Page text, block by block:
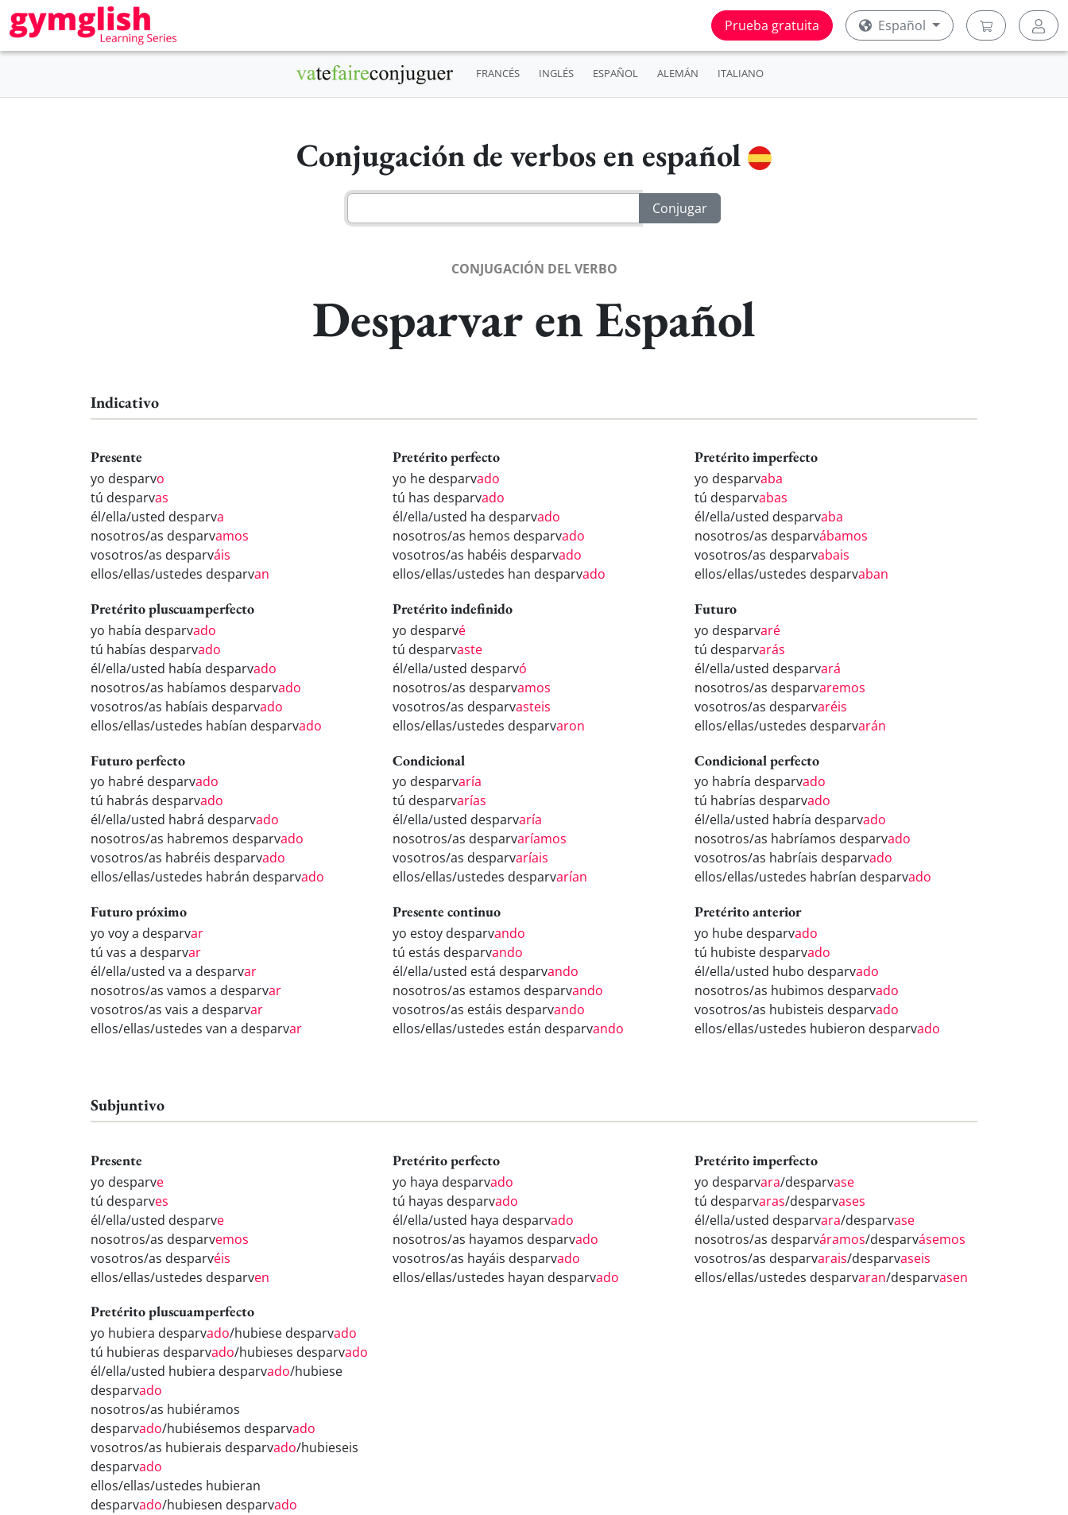
Prueba gratuita Español
FRANCÉS INGLÉS ESPAÑOL ALEMÁN ITALIANO
Conjugación de verbos en español
CONJUGACIÓN DEL VERBO
Desparvar en Español
Indicativo
Presente
yo desparvo
tú desparvas
él/ella/usted desparva
nosotros/as desparvamos
vosotros/as desparváis
ellos/ellas/ustedes desparvan
Pretérito perfecto
yo he desparvado
tú has desparvado
él/ella/usted ha desparvado
nosotros/as hemos desparvado
vosotros/as habéis desparvado
ellos/ellas/ustedes han desparvado
Pretérito imperfecto
yo desparvaba
tú desparvabas
él/ella/usted desparvaba
nosotros/as desparvábamos
vosotros/as desparvabais
ellos/ellas/ustedes desparvaban
Pretérito pluscuamperfecto
yo había desparvado
tú habías desparvado
él/ella/usted había desparvado
nosotros/as habíamos desparvado
vosotros/as habíais desparvado
ellos/ellas/ustedes habían desparvado
Pretérito indefinido
yo desparvé
tú desparvaste
él/ella/usted desparvó
nosotros/as desparvamos
vosotros/as desparvasteis
ellos/ellas/ustedes desparvaron
Futuro
yo desparvaré
tú desparvarás
él/ella/usted desparvará
nosotros/as desparvaremos
vosotros/as desparvaréis
ellos/ellas/ustedes desparvarán
Futuro perfecto
yo habré desparvado
tú habrás desparvado
él/ella/usted habrá desparvado
nosotros/as habremos desparvado
vosotros/as habréis desparvado
ellos/ellas/ustedes habrán desparvado
Condicional
yo desparvaría
tú desparvarías
él/ella/usted desparvaría
nosotros/as desparvaríamos
vosotros/as desparvaríais
ellos/ellas/ustedes desparvarían
Condicional perfecto
yo habría desparvado
tú habrías desparvado
él/ella/usted habría desparvado
nosotros/as habríamos desparvado
vosotros/as habríais desparvado
ellos/ellas/ustedes habrían desparvado
Futuro próximo
yo voy a desparvar
tú vas a desparvar
él/ella/usted va a desparvar
nosotros/as vamos a desparvar
vosotros/as vais a desparvar
ellos/ellas/ustedes van a desparvar
Presente continuo
yo estoy desparvando
tú estás desparvando
él/ella/usted está desparvando
nosotros/as estamos desparvando
vosotros/as estáis desparvando
ellos/ellas/ustedes están desparvando
Pretérito anterior
yo hube desparvado
tú hubiste desparvado
él/ella/usted hubo desparvado
nosotros/as hubimos desparvado
vosotros/as hubisteis desparvado
ellos/ellas/ustedes hubieron desparvado
Subjuntivo
Presente
yo desparve
tú desparves
él/ella/usted desparve
nosotros/as desparvemos
vosotros/as desparvéis
ellos/ellas/ustedes desparven
Pretérito perfecto
yo haya desparvado
tú hayas desparvado
él/ella/usted haya desparvado
nosotros/as hayamos desparvado
vosotros/as hayáis desparvado
ellos/ellas/ustedes hayan desparvado
Pretérito imperfecto
yo desparvara/desparvase
tú desparvaras/desparvases
él/ella/usted desparvara/desparvase
nosotros/as desparváramos/desparvásemos
vosotros/as desparvarais/desparvaseis
ellos/ellas/ustedes desparvaran/desparvasen
Pretérito pluscuamperfecto
yo hubiera desparvado/hubiese desparvado
tú hubieras desparvado/hubieses desparvado
él/ella/usted hubiera desparvado/hubiese
desparvado
nosotros/as hubiéramos
desparvado/hubiésemos desparvado
vosotros/as hubierais desparvado/hubieseis
desparvado
ellos/ellas/ustedes hubieran
desparvado/hubiesen desparvado